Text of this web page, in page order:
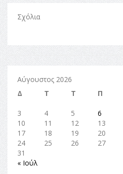
Σχόλια
Αύγουστος 2026
Δ
Τ Τ Π
3
4 5 6
10
11 12 13
17
18 19 20
24
25 26 27
31
« Ιούλ